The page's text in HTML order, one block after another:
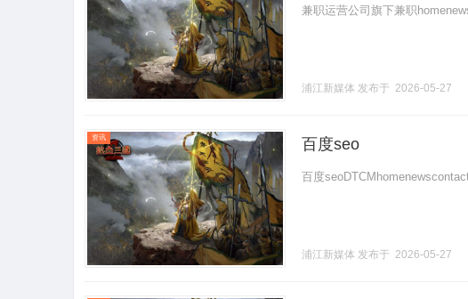
兼职运营公司旗下兼职
浦江新媒体 发布于 2026-05-27
资讯 百度seo
百度
浦江新媒体 发布于 2026-05-27